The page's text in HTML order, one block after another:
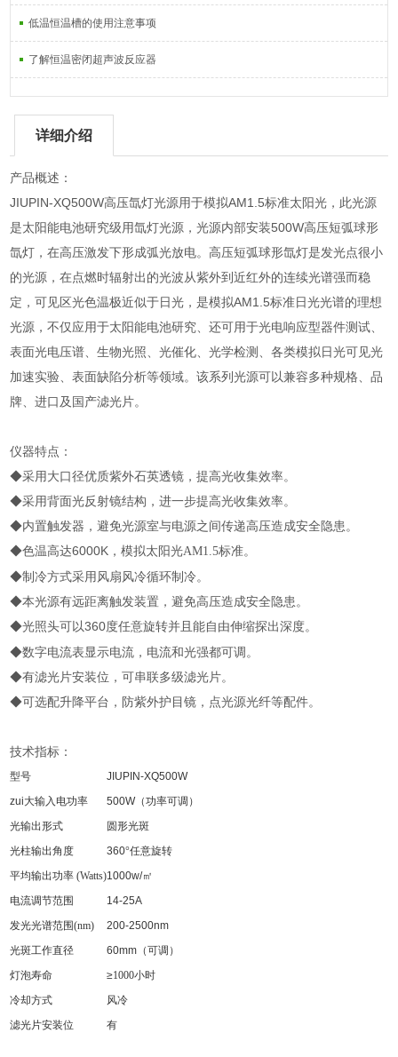
低温恒温槽的使用注意事项
了解恒温密闭超声波反应器
详细介绍
产品概述：
JIUPIN-XQ500W高压氙灯光源用于模拟AM1.5标准太阳光，此光源
是太阳能电池研究级用氙灯光源，光源内部安装500W高压短弧球形
氙灯，在高压激发下形成弧光放电。高压短弧球形氙灯是发光点很小
的光源，在点燃时辐射出的光波从紫外到近红外的连续光谱强而稳
定，可见区光色温极近似于日光，是模拟AM1.5标准日光光谱的理想
光源，不仅应用于太阳能电池研究、还可用于光电响应型器件测试、
表面光电压谱、生物光照、光催化、光学检测、各类模拟日光可见光
加速实验、表面缺陷分析等领域。该系列光源可以兼容多种规格、品
牌、进口及国产滤光片。
仪器特点：
◆采用大口径优质紫外石英透镜，提高光收集效率。
◆采用背面光反射镜结构，进一步提高光收集效率。
◆内置触发器，避免光源室与电源之间传递高压造成安全隐患。
◆色温高达6000K ，模拟太阳光AM1.5标准。
◆制冷方式采用风扇风冷循环制冷。
◆本光源有远距离触发装置，避免高压造成安全隐患。
◆光照头可以360度任意旋转并且能自由伸缩探出深度。
◆数字电流表显示电流，电流和光强都可调。
◆有滤光片安装位，可串联多级滤光片。
◆可选配升降平台，防紫外护目镜，点光源光纤等配件。
技术指标：
型号
JIUPIN-XQ500W
zui大输入电功率
500W（功率可调）
光输出形式
圆形光斑
光柱输出角度
360°任意旋转
平均输出功率(Watts)1000w/㎡
电流调节范围
14-25A
发光光谱范围(nm)
200-2500nm
光斑工作直径
60mm（可调）
灯泡寿命
≥1000小时
冷却方式
风冷
滤光片安装位
有